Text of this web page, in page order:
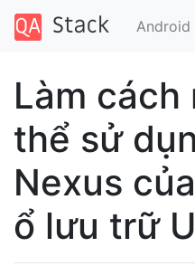
Android
Làm cách
thể sử
Nexus
ổ lưu trữ